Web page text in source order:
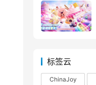
标签云
ChinaJoy